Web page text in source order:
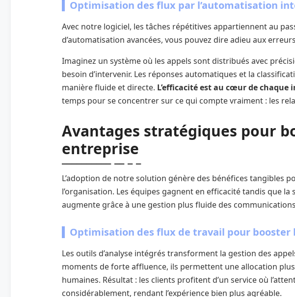
Optimisation des flux par l’automatisation
Avec notre logiciel, les tâches répétitives appartiennent au
d’automatisation avancées, vous pouvez dire adieu aux
Imaginez un système où les appels sont distribués avec
besoin d’intervenir. Les réponses automatiques et la
manière fluide et directe. L’efficacité est au cœur de chaque
temps pour se concentrer sur ce qui compte vraiment : les
Avantages stratégiques pour
entreprise
L’adoption de notre solution génère des bénéfices tangibles
l’organisation. Les équipes gagnent en efficacité tandis que
augmente grâce à une gestion plus fluide des
Optimisation des flux de travail pour
Les outils d’analyse intégrés transforment la gestion des
moments de forte affluence, ils permettent une allocation
humaines. Résultat : les clients profitent d’un service où
considérablement, rendant l’expérience bien plus agréable.